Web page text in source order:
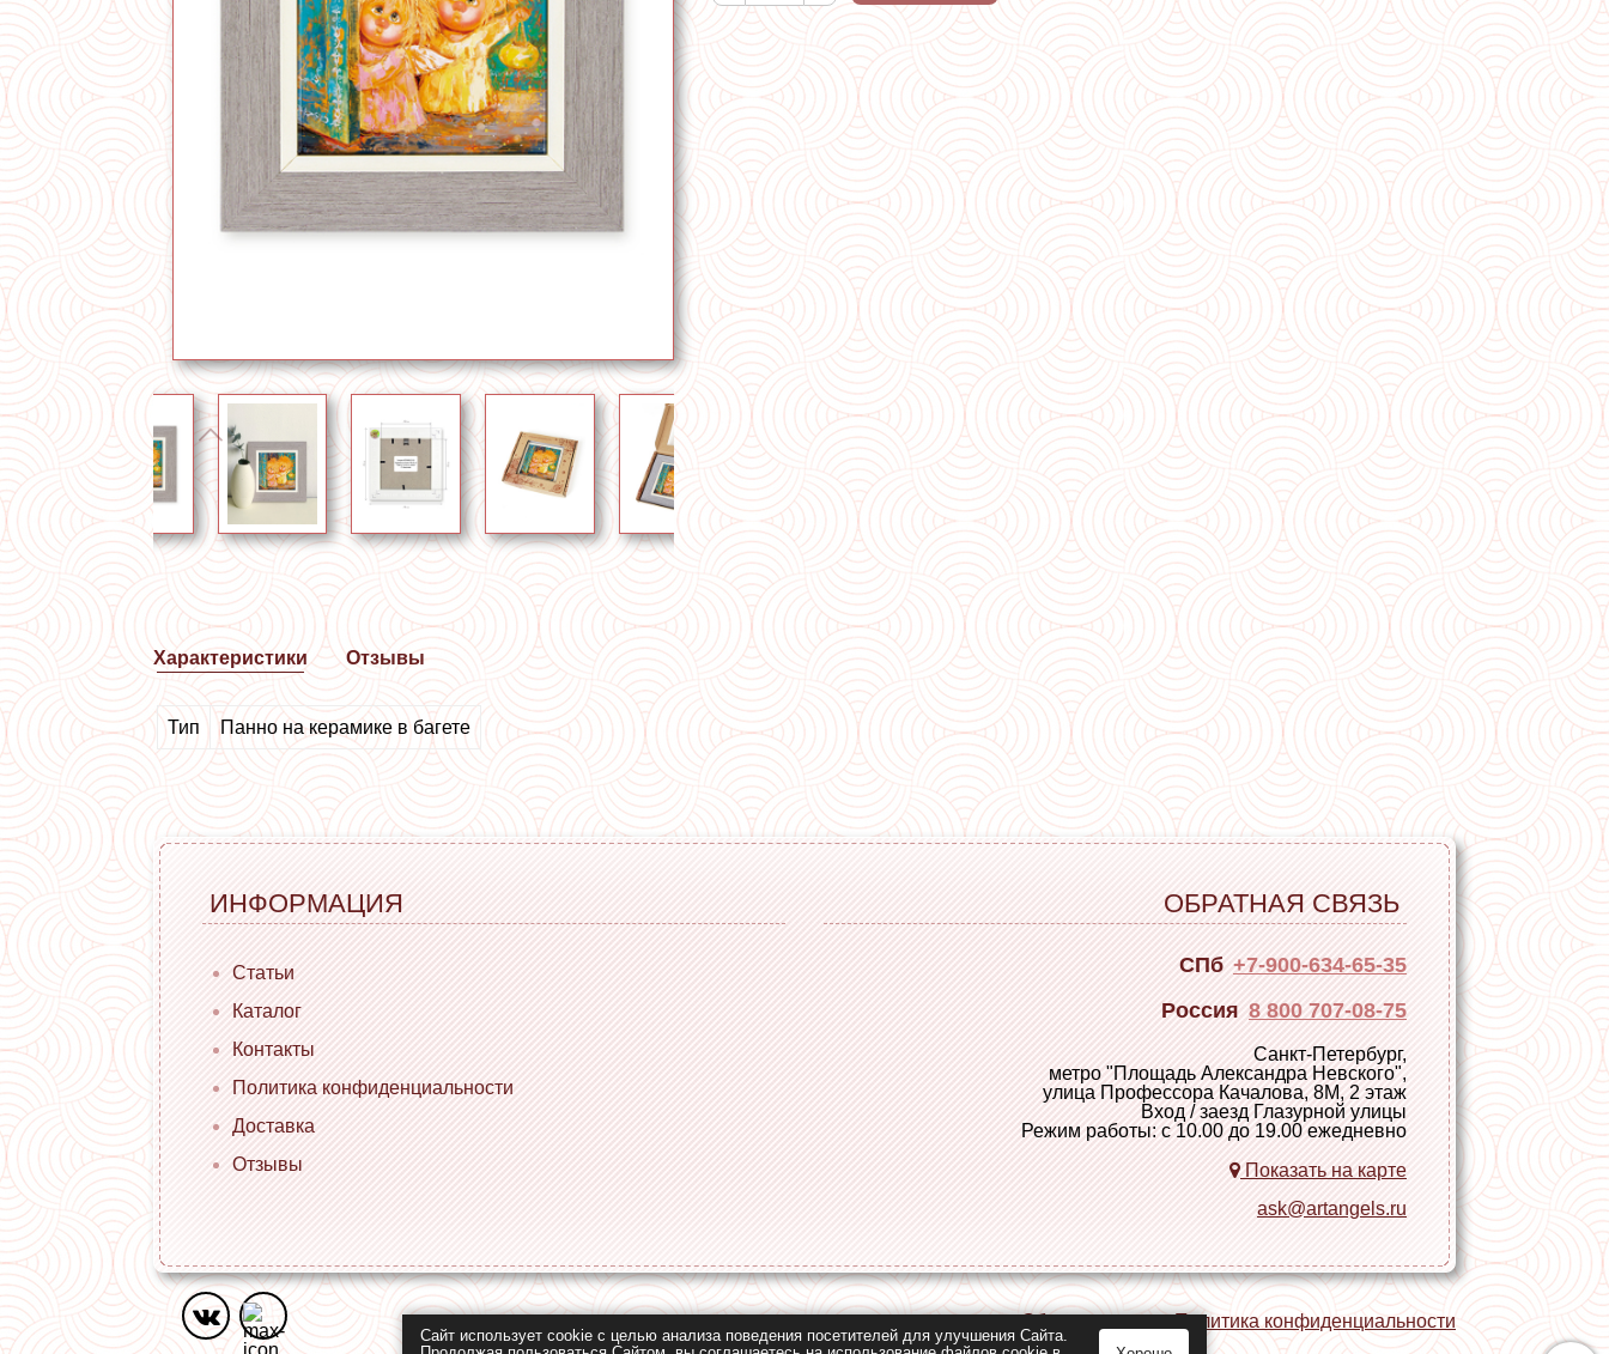
Характеристики
Тип Панно на керамике в багете
Отзывы
ИНФОРМАЦИЯ
Статьи
Каталог
Контакты
Политика конфиденциальности
Доставка
Отзывы
ОБРАТНАЯ СВЯЗЬ
СПб +7-900-634-65-35
Россия 8 800 707-08-75
Санкт-Петербург,
метро "Площадь Александра Невского",
улица Профессора Качалова, 8М, 2 этаж
Вход / заезд Глазурной улицы
Режим работы: с 10.00 до 19.00 ежедневно
Показать на карте
ask@artangels.ru
Обратная связь Политика конфиденциальности
Сайт использует cookie с целью анализа поведения посетителей для улучшения Сайта.